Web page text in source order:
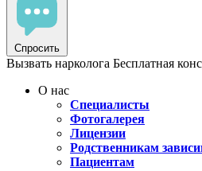
Спросить
Вызвать нарколога Бесплатная
О нас
Специалисты
Фотогалерея
Лицензии
Родственникам
Пациентам